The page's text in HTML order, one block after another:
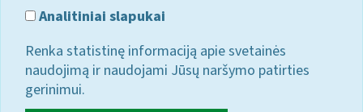
Analitiniai slapukai
Renka statistinę informaciją apie svetainės
naudojimą ir naudojami Jūsų naršymo patirties
gerinimui.